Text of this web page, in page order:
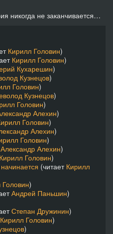
никогда не заканчивается…
Кирилл Головин)
Кирилл Головин)
Кухарешин)
Кузнецов)
Головин)
Кузнецов)
Головин)
Алехин)
Головин)
Алехин)
Головин)
Александр Алехин)
Кирилл Головин)
(читает Кирилл
)
Андрей Паньшин)
Степан Дружинин)
Кирилл Головин)
)